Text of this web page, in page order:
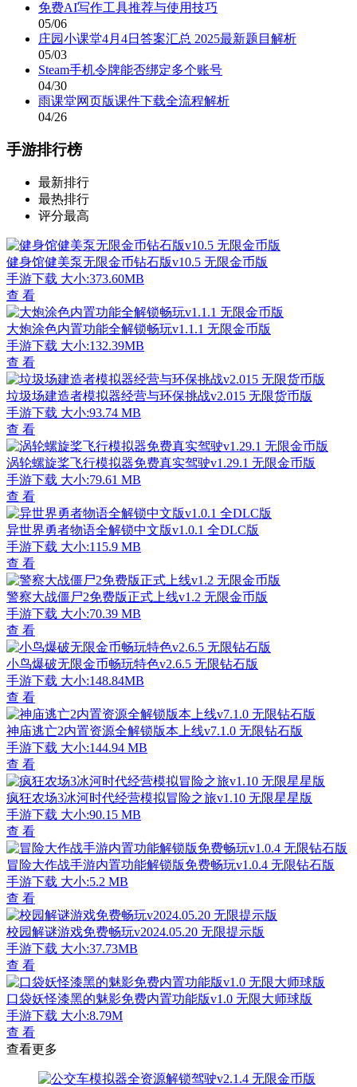
免费AI写作工具推荐与使用技巧
05/06
庄园小课堂4月4日答案汇总 2025最新题目解析
05/03
Steam手机令牌能否绑定多个账号
04/30
雨课堂网页版课件下载全流程解析
04/26
手游排行榜
最新排行
最热排行
评分最高
健身馆健美泵无限金币钻石版v10.5 无限金币版
手游下载 大小:373.60MB
查 看
大炮涂色内置功能全解锁畅玩v1.1.1 无限金币版
手游下载 大小:132.39MB
查 看
垃圾场建造者模拟器经营与环保挑战v2.015 无限货币版
手游下载 大小:93.74 MB
查 看
涡轮螺旋桨飞行模拟器免费真实驾驶v1.29.1 无限金币版
手游下载 大小:79.61 MB
查 看
异世界勇者物语全解锁中文版v1.0.1 全DLC版
手游下载 大小:115.9 MB
查 看
警察大战僵尸2免费版正式上线v1.2 无限金币版
手游下载 大小:70.39 MB
查 看
小鸟爆破无限金币畅玩特色v2.6.5 无限钻石版
手游下载 大小:148.84MB
查 看
神庙逃亡2内置资源全解锁版本上线v7.1.0 无限钻石版
手游下载 大小:144.94 MB
查 看
疯狂农场3冰河时代经营模拟冒险之旅v1.10 无限星星版
手游下载 大小:90.15 MB
查 看
冒险大作战手游内置功能解锁版免费畅玩v1.0.4 无限钻石版
手游下载 大小:5.2 MB
查 看
校园解谜游戏免费畅玩v2024.05.20 无限提示版
手游下载 大小:37.73MB
查 看
口袋妖怪漆黑的魅影免费内置功能版v1.0 无限大师球版
手游下载 大小:8.79M
查 看
查看更多